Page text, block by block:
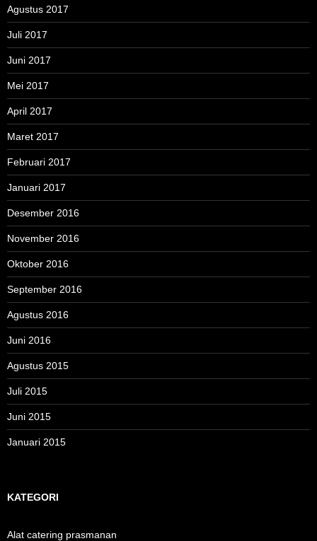
Agustus 2017
Juli 2017
Juni 2017
Mei 2017
April 2017
Maret 2017
Februari 2017
Januari 2017
Desember 2016
November 2016
Oktober 2016
September 2016
Agustus 2016
Juni 2016
Agustus 2015
Juli 2015
Juni 2015
Januari 2015
KATEGORI
Alat catering prasmanan